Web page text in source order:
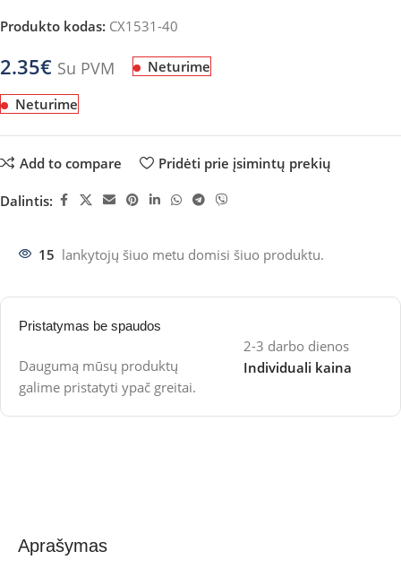
Produkto kodas: CX1531-40
2.35€ Su PVM Neturime
Neturime
Add to compare Pridėti prie įsimintų prekių
Dalintis:
15 lankytojų šiuo metu domisi šiuo produktu.
Pristatymas be spaudos
Daugumą mūsų produktų
galime pristatyti ypač greitai.
2-3 darbo dienos
Individuali kaina
Aprašymas